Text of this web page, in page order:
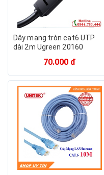
Dây mạng tròn cat6 UTP
dài 2m Ugreen 20160
70.000 đ